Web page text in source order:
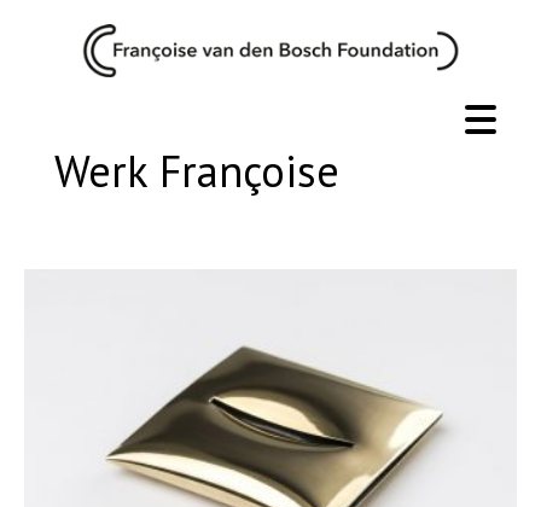
Werk Françoise